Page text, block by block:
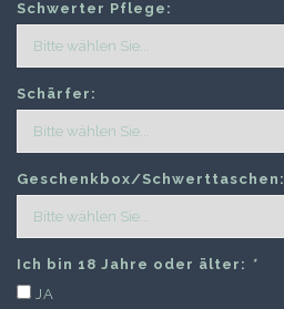
Schwerter Pflege:
Schärfer:
Geschenkbox/Schwerttaschen:
Ich bin 18 Jahre oder älter: *
JA